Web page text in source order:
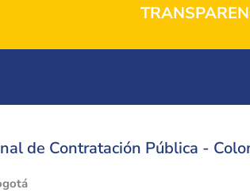
de Contratación Pública -